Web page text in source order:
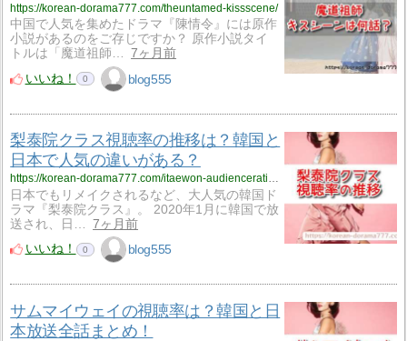
https://korean-dorama777.com/theuntamed-kissscene/
中国で人気を集めたドラマ『陳情令』には原作
小説があるのをご存じですか？ 原作小説タイ
トルは「魔道祖師…
7ヶ月前
いいね！
0 blog555
梨泰院クラス視聴率の推移は？韓国と
日本で人気の違いがある？
https://korean-dorama777.com/itaewon-audiencerating/
日本でもリメイクされるなど、大人気の韓国ド
ラマ『梨泰院クラス』。 2020年1月に韓国で放
送され、日…
7ヶ月前
いいね！
0 blog555
サムマイウェイの視聴率は？韓国と日
本放送全話まとめ！